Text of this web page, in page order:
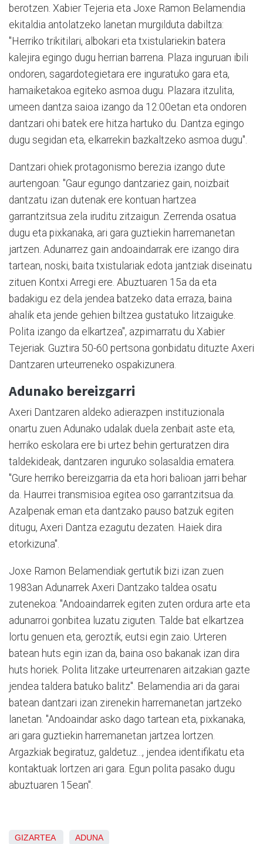
berotzen. Xabier Tejeria eta Joxe Ramon Belamendia
ekitaldia antolatzeko lanetan murgilduta dabiltza:
"Herriko trikitilari, albokari eta txistulariekin batera
kalejira egingo dugu herrian barrena. Plaza inguruan ibili
ondoren, sagardotegietara ere inguratuko gara eta,
hamaiketakoa egiteko asmoa dugu. Plazara itzulita,
umeen dantza saioa izango da 12:00etan eta ondoren
dantzari ohi batek ere hitza hartuko du. Dantza egingo
dugu segidan eta, elkarrekin bazkaltzeko asmoa dugu".
Dantzari ohiek protagonismo berezia izango dute
aurtengoan: "Gaur egungo dantzariez gain, noizbait
dantzatu izan dutenak ere kontuan hartzea
garrantzitsua zela iruditu zitzaigun. Zerrenda osatua
dugu eta pixkanaka, ari gara guztiekin harremanetan
jartzen. Adunarrez gain andoaindarrak ere izango dira
tartean, noski, baita txistulariak edota jantziak diseinatu
zituen Kontxi Arregi ere. Abuztuaren 15a da eta
badakigu ez dela jendea batzeko data erraza, baina
ahalik eta jende gehien biltzea gustatuko litzaiguke.
Polita izango da elkartzea", azpimarratu du Xabier
Tejeriak. Guztira 50-60 pertsona gonbidatu dituzte Axeri
Dantzaren urteurreneko ospakizunera.
Adunako bereizgarri
Axeri Dantzaren aldeko adierazpen instituzionala
onartu zuen Adunako udalak duela zenbait aste eta,
herriko eskolara ere bi urtez behin gerturatzen dira
taldekideak, dantzaren inguruko solasaldia ematera.
"Gure herriko bereizgarria da eta hori balioan jarri behar
da. Haurrei transmisioa egitea oso garrantzitsua da.
Azalpenak eman eta dantzako pauso batzuk egiten
ditugu, Axeri Dantza ezagutu dezaten. Haiek dira
etorkizuna".
Joxe Ramon Belamendiak gertutik bizi izan zuen
1983an Adunarrek Axeri Dantzako taldea osatu
zutenekoa: "Andoaindarrek egiten zuten ordura arte eta
adunarroi gonbitea luzatu ziguten. Talde bat elkartzea
lortu genuen eta, geroztik, eutsi egin zaio. Urteren
batean huts egin izan da, baina oso bakanak izan dira
huts horiek. Polita litzake urteurrenaren aitzakian gazte
jendea taldera batuko balitz". Belamendia ari da garai
batean dantzari izan zirenekin harremanetan jartzeko
lanetan. "Andoaindar asko dago tartean eta, pixkanaka,
ari gara guztiekin harremanetan jartzea lortzen.
Argazkiak begiratuz, galdetuz..., jendea identifikatu eta
kontaktuak lortzen ari gara. Egun polita pasako dugu
abuztuaren 15ean".
GIZARTEA ADUNA